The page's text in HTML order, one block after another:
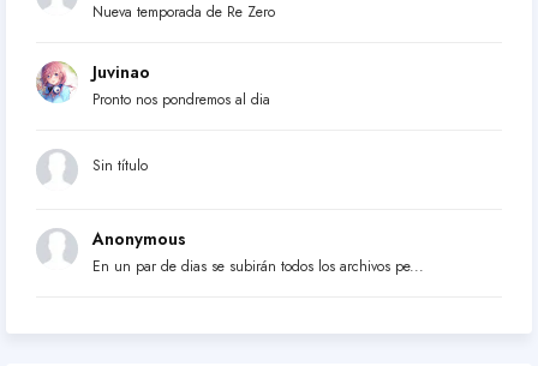
Nueva temporada de Re Zero
Juvinao
Pronto nos pondremos al dia
Sin título
Anonymous
En un par de dias se subirán todos los archivos pe...